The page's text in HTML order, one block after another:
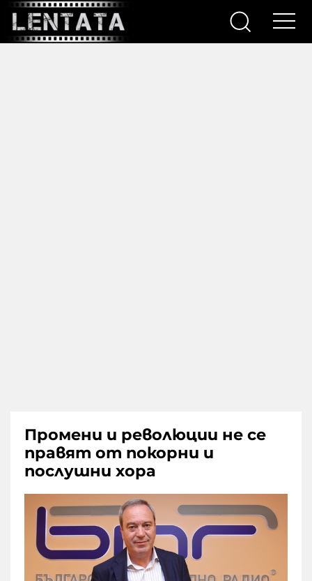
Промени и революции не се
правят от покорни и
послушни хора